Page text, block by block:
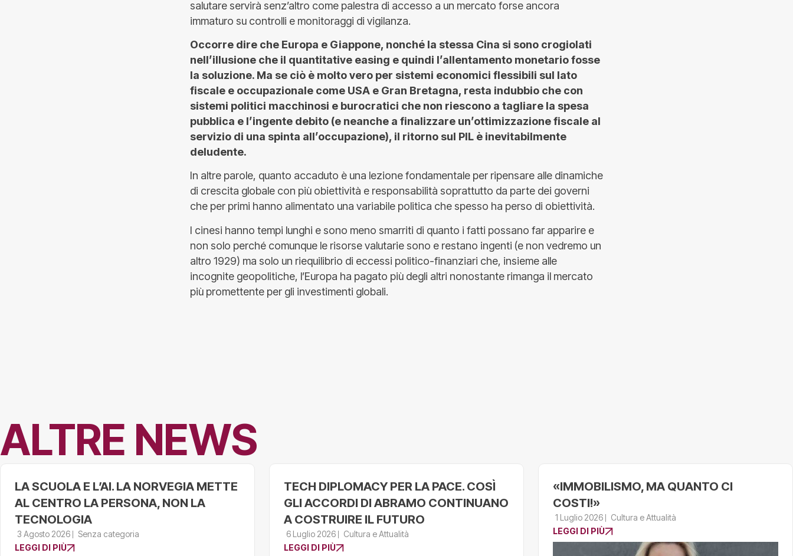
salutare servirà senz’altro come palestra di accesso a un mercato forse ancora
immaturo su controlli e monitoraggi di vigilanza.
Occorre dire che Europa e Giappone, nonché la stessa Cina si sono crogiolati
nell’illusione che il quantitative easing e quindi l’allentamento monetario fosse
la soluzione. Ma se ciò è molto vero per sistemi economici flessibili sul lato
fiscale e occupazionale come USA e Gran Bretagna, resta indubbio che con
sistemi politici macchinosi e burocratici che non riescono a tagliare la spesa
pubblica e l’ingente debito (e neanche a finalizzare un’ottimizzazione fiscale al
servizio di una spinta all’occupazione), il ritorno sul PIL è inevitabilmente
deludente.
In altre parole, quanto accaduto è una lezione fondamentale per ripensare alle dinamiche
di crescita globale con più obiettività e responsabilità soprattutto da parte dei governi
che per primi hanno alimentato una variabile politica che spesso ha perso di obiettività.
I cinesi hanno tempi lunghi e sono meno smarriti di quanto i fatti possano far apparire e
non solo perché comunque le risorse valutarie sono e restano ingenti (e non vedremo un
altro 1929) ma solo un riequilibrio di eccessi politico-finanziari che, insieme alle
incognite geopolitiche, l’Europa ha pagato più degli altri nonostante rimanga il mercato
più promettente per gli investimenti globali.
ALTRE NEWS
LA SCUOLA E L’AI. LA NORVEGIA METTE
AL CENTRO LA PERSONA, NON LA
TECNOLOGIA
3 Agosto 2026
Senza categoria
LEGGI DI PIÙ
TECH DIPLOMACY PER LA PACE. COSÌ
GLI ACCORDI DI ABRAMO CONTINUANO
A COSTRUIRE IL FUTURO
6 Luglio 2026
Cultura e Attualità
LEGGI DI PIÙ
«IMMOBILISMO, MA QUANTO CI
COSTI!»
1 Luglio 2026
Cultura e Attualità
LEGGI DI PIÙ